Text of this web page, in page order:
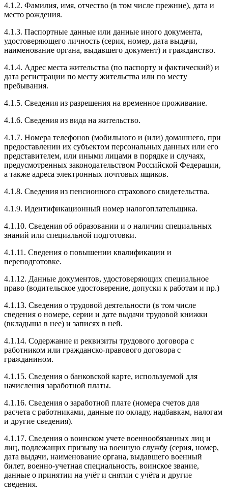
4.1.2. Фамилия, имя, отчество (в том числе прежние), дата и
место рождения.
4.1.3. Паспортные данные или данные иного документа,
удостоверяющего личность (серия, номер, дата выдачи,
наименование органа, выдавшего документ) и гражданство.
4.1.4. Адрес места жительства (по паспорту и фактический) и
дата регистрации по месту жительства или по месту
пребывания.
4.1.5. Сведения из разрешения на временное проживание.
4.1.6. Сведения из вида на жительство.
4.1.7. Номера телефонов (мобильного и (или) домашнего, при
предоставлении их субъектом персональных данных или его
представителем, или иными лицами в порядке и случаях,
предусмотренных законодательством Российской Федерации,
а также адреса электронных почтовых ящиков.
4.1.8. Сведения из пенсионного страхового свидетельства.
4.1.9. Идентификационный номер налогоплательщика.
4.1.10. Сведения об образовании и о наличии специальных
знаний или специальной подготовки.
4.1.11. Сведения о повышении квалификации и
переподготовке.
4.1.12. Данные документов, удостоверяющих специальное
право (водительское удостоверение, допуски к работам и пр.)
4.1.13. Сведения о трудовой деятельности (в том числе
сведения о номере, серии и дате выдачи трудовой книжки
(вкладыша в нее) и записях в ней.
4.1.14. Содержание и реквизиты трудового договора с
работником или гражданско-правового договора с
гражданином.
4.1.15. Сведения о банковской карте, используемой для
начисления заработной платы.
4.1.16. Сведения о заработной плате (номера счетов для
расчета с работниками, данные по окладу, надбавкам, налогам
и другие сведения).
4.1.17. Сведения о воинском учете военнообязанных лиц и
лиц, подлежащих призыву на военную службу (серия, номер,
дата выдачи, наименование органа, выдавшего военный
билет, военно-учетная специальность, воинское звание,
данные о принятии на учёт и снятии с учёта и другие
сведения.